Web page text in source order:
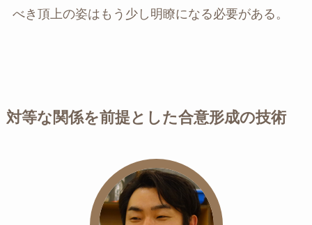
べき頂上の姿はもう少し明瞭になる必要がある。
対等な関係を前提とした合意形成の技術